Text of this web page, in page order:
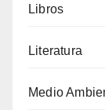
Libros
Literatura
Medio